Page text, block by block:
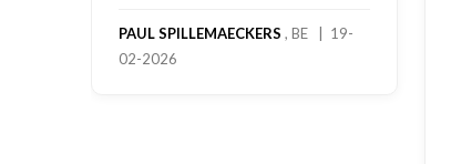
PAUL SPILLEMAECKERS , BE | 19-
02-2026